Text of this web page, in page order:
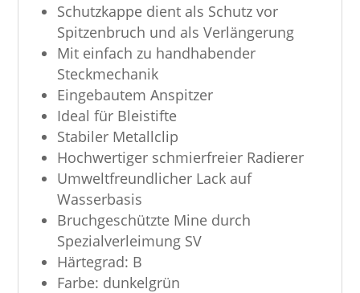
Schutzkappe dient als Schutz vor
Spitzenbruch und als Verlängerung
Mit einfach zu handhabender
Steckmechanik
Eingebautem Anspitzer
Ideal für Bleistifte
Stabiler Metallclip
Hochwertiger schmierfreier Radierer
Umweltfreundlicher Lack auf
Wasserbasis
Bruchgeschützte Mine durch
Spezialverleimung SV
Härtegrad: B
Farbe: dunkelgrün